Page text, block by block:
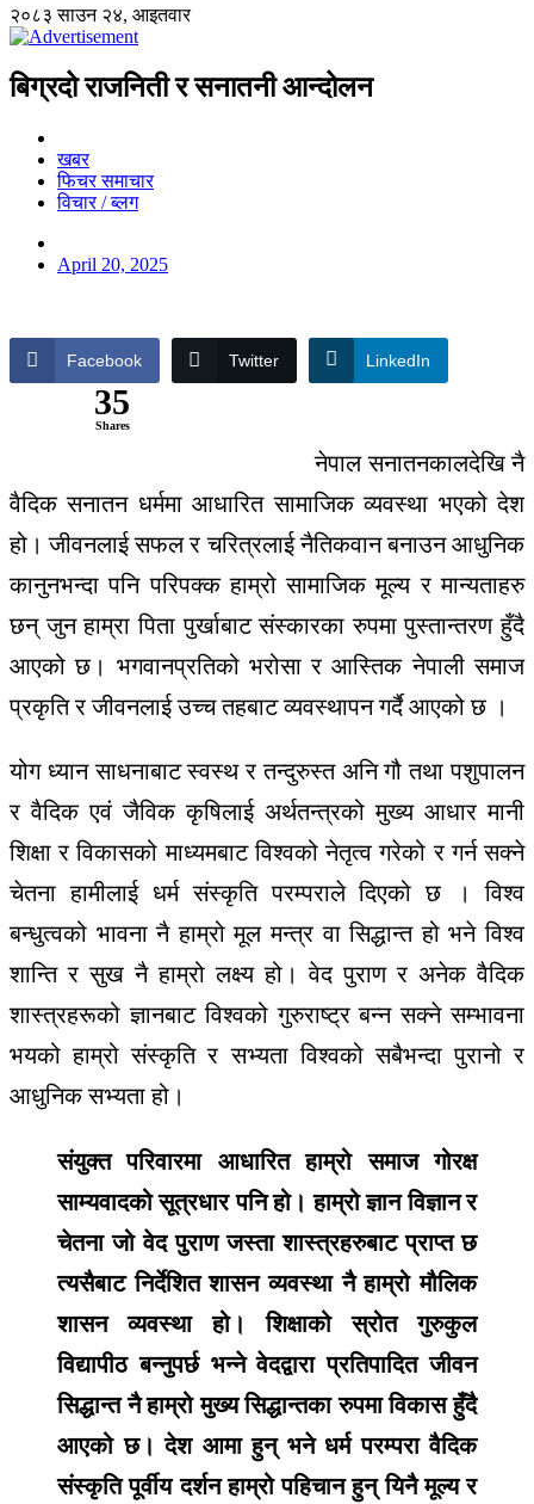
२०८३ साउन २४, आइतवार
बिग्रदो राजनिती र सनातनी आन्दोलन
खबर
फिचर समाचार
विचार / ब्लग
April 20, 2025
Facebook Twitter LinkedIn
35
Shares
नेपाल सनातनकालदेखि नै
वैदिक सनातन धर्ममा आधारित सामाजिक व्यवस्था भएको देश
हो। जीवनलाई सफल र चरित्रलाई नैतिकवान बनाउन आधुनिक
कानुनभन्दा पनि परिपक्क हाम्रो सामाजिक मूल्य र मान्यताहरु
छन् जुन हाम्रा पिता पुर्खाबाट संस्कारका रुपमा पुस्तान्तरण हुँदै
आएको छ। भगवानप्रतिको भरोसा र आस्तिक नेपाली समाज
प्रकृति र जीवनलाई उच्च तहबाट व्यवस्थापन गर्दै आएको छ ।
योग ध्यान साधनाबाट स्वस्थ र तन्दुरुस्त अनि गौ तथा पशुपालन
र वैदिक एवं जैविक कृषिलाई अर्थतन्त्रको मुख्य आधार मानी
शिक्षा र विकासको माध्यमबाट विश्वको नेतृत्व गरेको र गर्न सक्ने
चेतना हामीलाई धर्म संस्कृति परम्पराले दिएको छ । विश्व
बन्धुत्वको भावना नै हाम्रो मूल मन्त्र वा सिद्धान्त हो भने विश्व
शान्ति र सुख नै हाम्रो लक्ष्य हो। वेद पुराण र अनेक वैदिक
शास्त्रहरूको ज्ञानबाट विश्वको गुरुराष्ट्र बन्न सक्ने सम्भावना
भयको हाम्रो संस्कृति र सभ्यता विश्वको सबैभन्दा पुरानो र
आधुनिक सभ्यता हो।
संयुक्त परिवारमा आधारित हाम्रो समाज गोरक्ष
साम्यवादको सूत्रधार पनि हो। हाम्रो ज्ञान विज्ञान र
चेतना जो वेद पुराण जस्ता शास्त्रहरुबाट प्राप्त छ
त्यसैबाट निर्देशित शासन व्यवस्था नै हाम्रो मौलिक
शासन व्यवस्था हो। शिक्षाको स्रोत गुरुकुल
विद्यापीठ बन्नुपर्छ भन्ने वेदद्वारा प्रतिपादित जीवन
सिद्धान्त नै हाम्रो मुख्य सिद्धान्तका रुपमा विकास हुँदै
आएको छ। देश आमा हुन् भने धर्म परम्परा वैदिक
संस्कृति पूर्वीय दर्शन हाम्रो पहिचान हुन् यिनै मूल्य र